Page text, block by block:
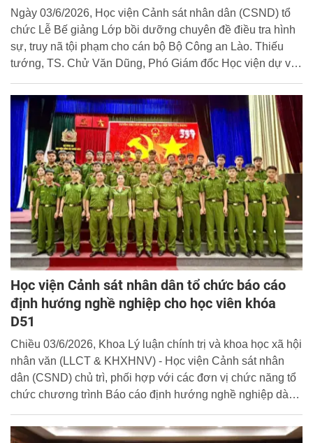
Ngày 03/6/2026, Học viện Cảnh sát nhân dân (CSND) tổ
chức Lễ Bế giảng Lớp bồi dưỡng chuyên đề điều tra hình
sự, truy nã tội phạm cho cán bộ Bộ Công an Lào. Thiếu
tướng, TS. Chử Văn Dũng, Phó Giám đốc Học viện dự và
Học viện Cảnh sát nhân dân tổ chức báo cáo
định hướng nghề nghiệp cho học viên khóa
D51
Chiều 03/6/2026, Khoa Lý luận chính trị và khoa học xã hội
nhân văn (LLCT & KHXHNV) - Học viện Cảnh sát nhân
dân (CSND) chủ trì, phối hợp với các đơn vị chức năng tổ
chức chương trình Báo cáo định hướng nghề nghiệp dành
XIV của Đảng về chủ nghĩa xã hội và con đường đi lên chủ